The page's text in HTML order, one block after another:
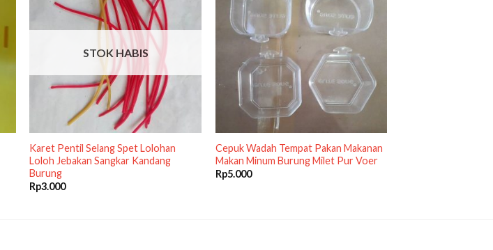
STOK HABIS
Karet Pentil Selang Spet Lolohan
Loloh Jebakan Sangkar Kandang
Burung
Rp3.000
Cepuk Wadah Tempat Pakan Makanan
Makan Minum Burung Milet Pur Voer
Rp5.000